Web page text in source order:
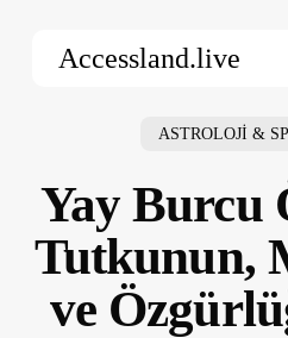
Accessland.live
ASTROLOJİ &
Yay Burcu
Tutkunun,
ve